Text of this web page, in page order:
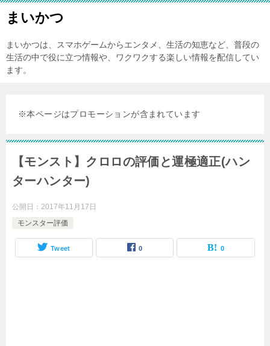
まいかつ
まいかつは、スマホゲームからエンタメ、生活の知恵など、普段の
生活の中で役に立つ情報や、ワクワクする楽しい情報を配信してい
ます。
※本ページはプロモーションが含まれています
【モンスト】クロロの評価と運極適正(ハン
ターハンター)
公開日： 2017年11月17日
モンスター評価
Tweet 0 0